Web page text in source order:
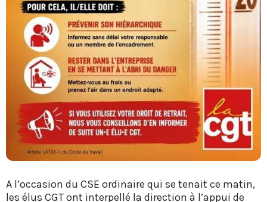
A l’occasion du CSE ordinaire qui se tenait ce matin,
les élus CGT ont interpellé la direction à l’appui de